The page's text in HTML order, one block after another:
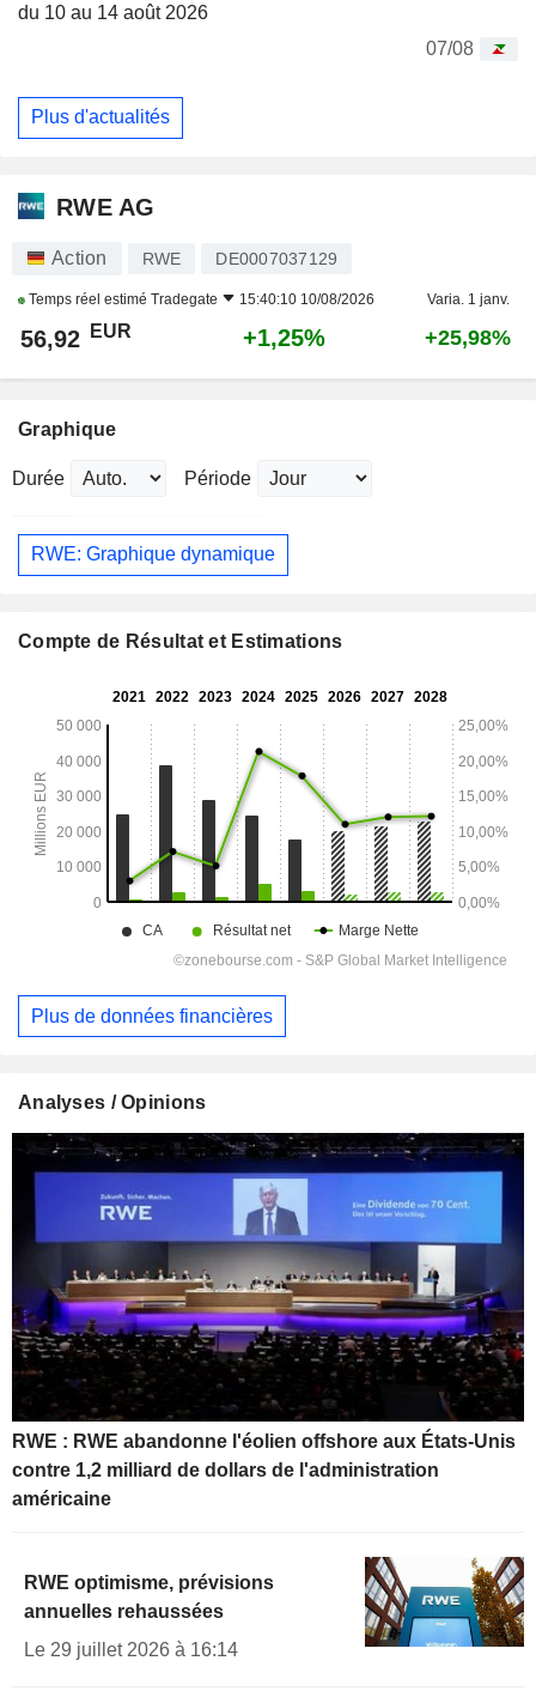
du 10 au 14 août 2026
07/08
Plus d'actualités
RWE AG
Action RWE DE0007037129
Temps réel estimé Tradegate 15:40:10 10/08/2026 Varia. 1 janv.
56,92 EUR +1,25% +25,98%
Graphique
Durée Période
RWE: Graphique dynamique
Compte de Résultat et Estimations
Plus de données financières
Analyses / Opinions
RWE : RWE abandonne l'éolien offshore aux États-Unis
contre 1,2 milliard de dollars de l'administration
américaine
RWE optimisme, prévisions
annuelles rehaussées
Le 29 juillet 2026 à 16:14